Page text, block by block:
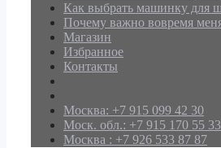
Как выбрать машинку для
Почему важно вовремя
Магазин
Избранное
Контакты
Москва: +7 915 099 42 30
Моск. обл.: +7 915 170 55 33
Москва : +7 926 533 87 87